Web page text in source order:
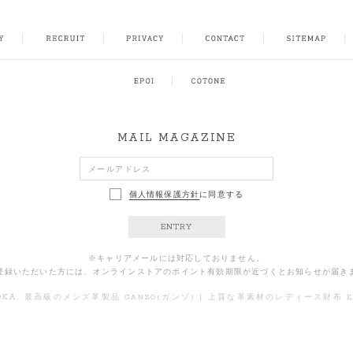
CONTACT SITEMAP FACEBOOKINSTAGRAM
MAIL MAGAZINE
個人情報保護方針に同意する
ENTRY
※キャリアメールには対応しておりません。
いただいた方には、オンラインストアのポイント有効期限が近づくとお知らせが届き
最高級のメンズ革製品 GANZO(ガンゾ) | 上質な革素材のレディース財布